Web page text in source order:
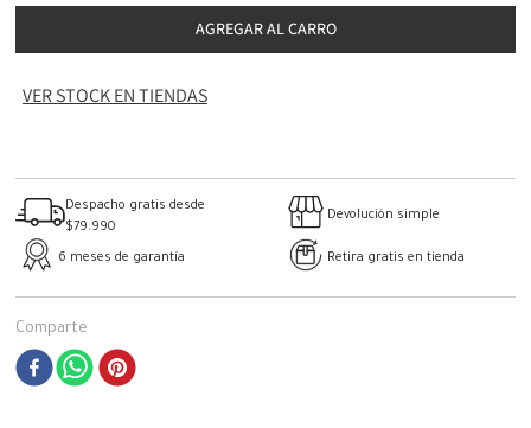
AGREGAR AL CARRO
VER STOCK EN TIENDAS
Despacho gratis desde
$79.990
Devolución simple
6 meses de garantía Retira gratis en tienda
Comparte